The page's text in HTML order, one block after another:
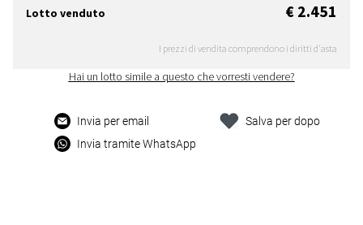
Lotto venduto € 2.451
I prezzi di vendita comprendono i diritti d'asta
Hai un lotto simile a questo che vorresti vendere?
Invia per email
Invia tramite WhatsApp
Salva per dopo